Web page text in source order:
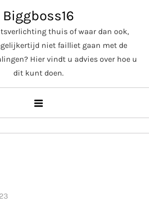
Biggboss16
thuis of waar dan ook,
niet failliet gaan met de
Hier vindt u advies over hoe u
dit kunt doen.